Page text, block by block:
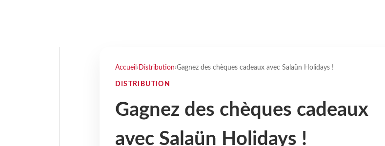
Accueil › Distribution›Gagnez des chèques cadeaux avec Salaün Holidays !
DISTRIBUTION
Gagnez des chèques cadeaux
avec Salaün Holidays !